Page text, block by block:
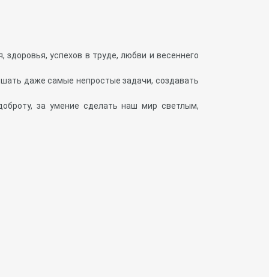
успехов в труде, любви и весеннего
даже самые непростые задачи, создавать
за умение сделать наш мир светлым,